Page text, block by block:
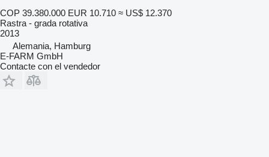
COP 39.380.000 EUR 10.710 ≈ US$ 12.370
Rastra - grada rotativa
2013
Alemania, Hamburg
E-FARM GmbH
Contacte con el vendedor